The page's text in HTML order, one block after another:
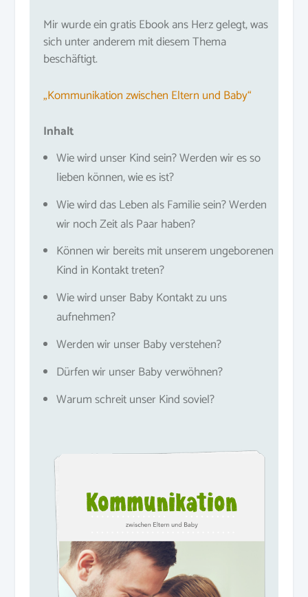
Mir wurde ein gratis Ebook ans Herz gelegt, was
sich unter anderem mit diesem Thema
beschäftigt.
„Kommunikation zwischen Eltern und Baby“
Inhalt
Wie wird unser Kind sein? Werden wir es so
lieben können, wie es ist?
Wie wird das Leben als Familie sein? Werden
wir noch Zeit als Paar haben?
Können wir bereits mit unserem ungeborenen
Kind in Kontakt treten?
Wie wird unser Baby Kontakt zu uns
aufnehmen?
Werden wir unser Baby verstehen?
Dürfen wir unser Baby verwöhnen?
Warum schreit unser Kind soviel?